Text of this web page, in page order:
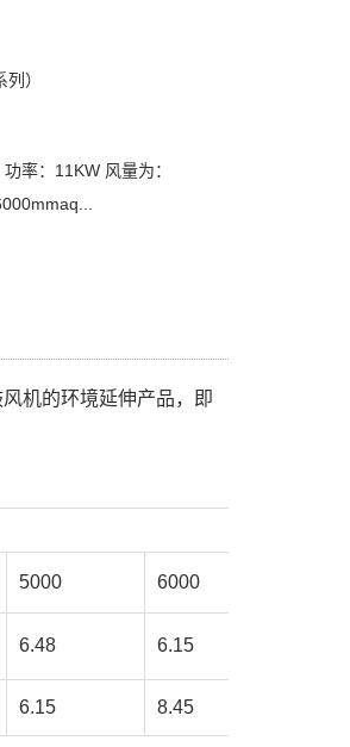
）
率：11KW 风量为：
机的环境延伸产品，即
5000 6000
6.48 6.15
6.15 8.45